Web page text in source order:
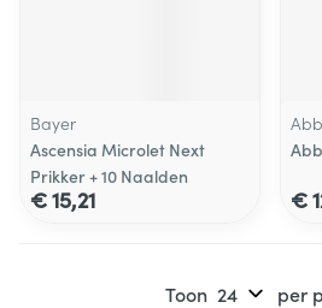
Bayer
Ascensia Microlet Next
Prikker + 10 Naalden
€ 15,21 €
Toon per